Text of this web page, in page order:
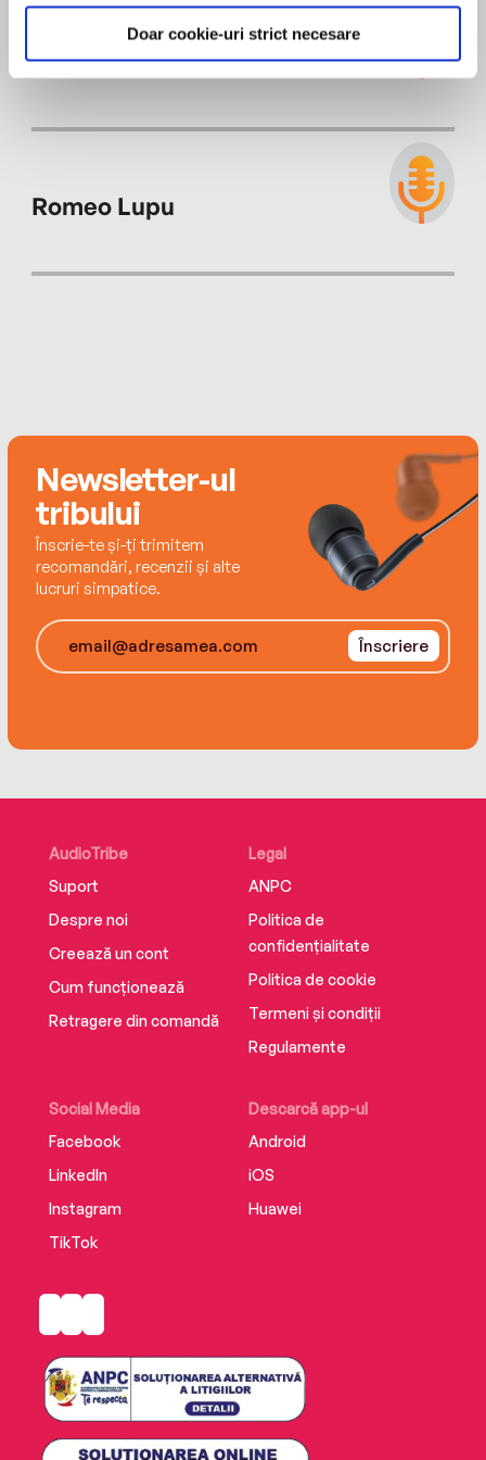
Doar cookie-uri strict necesare
dintr-un film de groază.
Gabriela Marin
Romeo Lupu
Newsletter-ul
tribului
Înscrie-te și-ți trimitem
recomandări, recenzii și alte
lucruri simpatice.
Înscriere
AudioTribe
Suport
Despre noi
Creează un cont
Cum funcționează
Retragere din comandă
Social Media
Facebook
LinkedIn
Instagram
TikTok
Descarcă app-ul
Android
iOS
Huawei
Legal
ANPC
Politica de
confidențialitate
Politica de cookie
Termeni și condiții
Regulamente